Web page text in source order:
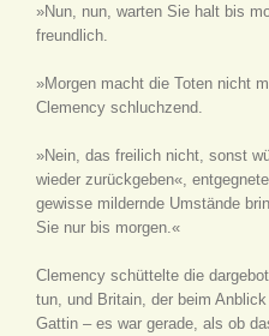
»Nun, nun, warten Sie halt bis
freundlich.
»Morgen macht die Toten nicht
Clemency schluchzend.
»Nein, das freilich nicht, sonst
wieder zurückgeben«,
gewisse mildernde Umstände
Sie nur bis morgen.«
Clemency schüttelte die
tun, und Britain, der beim
Gattin – es war gerade, als ob